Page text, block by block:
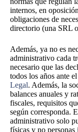
internos, en
obligaciones de
directorio (una SRL
Además, ya no es
administrativo cada
necesario que las
todos los años ante el
Legal. Además, la
balances anuales y
fiscales, requisitos
según corresponda.
administrativo solo
físicas y no